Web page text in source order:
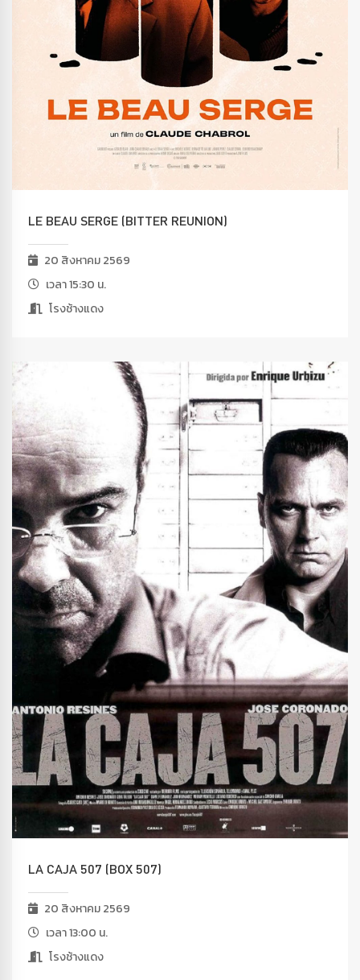
LE BEAU SERGE (BITTER REUNION)
20 สิงหาคม 2569
เวลา 15:30 น.
โรงช้างแดง
LA CAJA 507 (BOX 507)
20 สิงหาคม 2569
เวลา 13:00 น.
โรงช้างแดง